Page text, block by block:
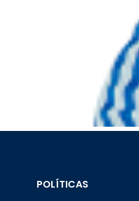
POLÍTICAS